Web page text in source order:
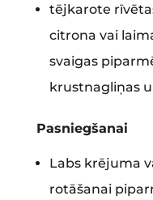
tējkarote
citrona vai
svaigas
krustnagliņas
Pasniegšanai
Labs krējuma
rotāšanai